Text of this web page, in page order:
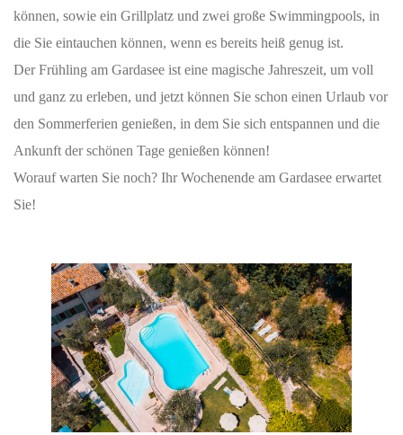
können, sowie ein Grillplatz und zwei große Swimmingpools, in
die Sie eintauchen können, wenn es bereits heiß genug ist.
Der Frühling am Gardasee ist eine magische Jahreszeit, um voll
und ganz zu erleben, und jetzt können Sie schon einen Urlaub vor
den Sommerferien genießen, in dem Sie sich entspannen und die
Ankunft der schönen Tage genießen können!
Worauf warten Sie noch? Ihr Wochenende am Gardasee erwartet
Sie!